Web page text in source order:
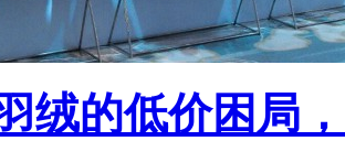
绒的低价困局